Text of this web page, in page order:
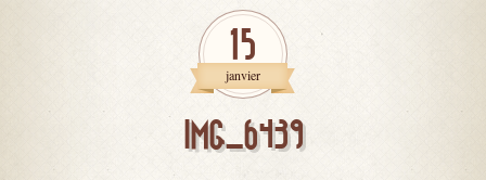
15
janvier
IMG_6439